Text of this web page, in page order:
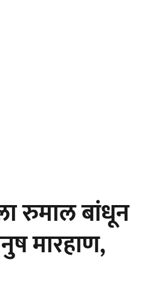
रुमाल बांधून
मारहाण,